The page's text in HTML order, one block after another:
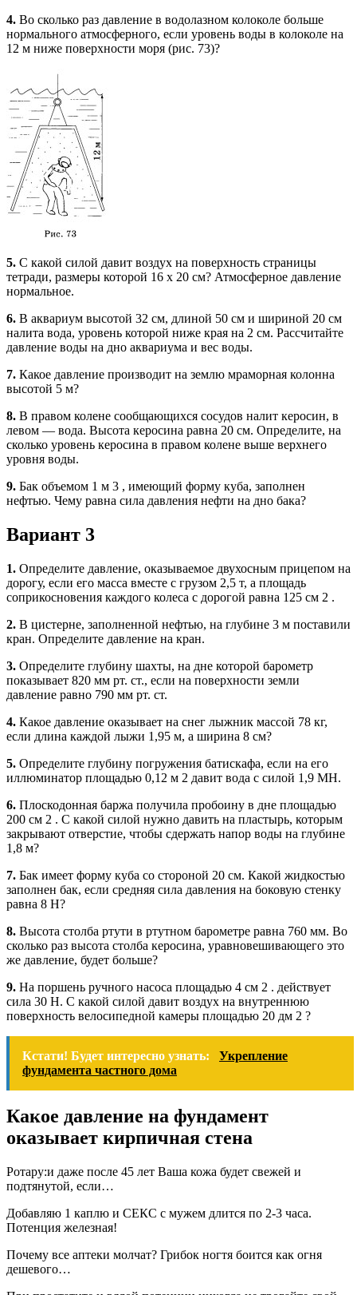
4. Во сколько раз давление в водолазном колоколе больше
нормального атмосферного, если уровень воды в колоколе на
12 м ниже поверхности моря (рис. 73)?
5. С какой силой давит воздух на поверхность страницы
тетради, размеры которой 16 х 20 см? Атмосферное давление
нормальное.
6. В аквариум высотой 32 см, длиной 50 см и шириной 20 см
налита вода, уровень которой ниже края на 2 см. Рассчитайте
давление воды на дно аквариума и вес воды.
7. Какое давление производит на землю мраморная колонна
высотой 5 м?
8. В правом колене сообщающихся сосудов налит керосин, в
левом — вода. Высота керосина равна 20 см. Определите, на
сколько уровень керосина в правом колене выше верхнего
уровня воды.
9. Бак объемом 1 м 3 , имеющий форму куба, заполнен
нефтью. Чему равна сила давления нефти на дно бака?
Вариант 3
1. Определите давление, оказываемое двухосным прицепом на
дорогу, если его масса вместе с грузом 2,5 т, а площадь
соприкосновения каждого колеса с дорогой равна 125 см 2 .
2. В цистерне, заполненной нефтью, на глубине 3 м поставили
кран. Определите давление на кран.
3. Определите глубину шахты, на дне которой барометр
показывает 820 мм рт. ст., если на поверхности земли
давление равно 790 мм рт. ст.
4. Какое давление оказывает на снег лыжник массой 78 кг,
если длина каждой лыжи 1,95 м, а ширина 8 см?
5. Определите глубину погружения батискафа, если на его
иллюминатор площадью 0,12 м 2 давит вода с силой 1,9 МН.
6. Плоскодонная баржа получила пробоину в дне площадью
200 см 2 . С какой силой нужно давить на пластырь, которым
закрывают отверстие, чтобы сдержать напор воды на глубине
1,8 м?
7. Бак имеет форму куба со стороной 20 см. Какой жидкостью
заполнен бак, если средняя сила давления на боковую стенку
равна 8 Н?
8. Высота столба ртути в ртутном барометре равна 760 мм. Во
сколько раз высота столба керосина, уравновешивающего это
же давление, будет больше?
9. На поршень ручного насоса площадью 4 см 2 . действует
сила 30 Н. С какой силой давит воздух на внутреннюю
поверхность велосипедной камеры площадью 20 дм 2 ?
Кстати! Будет интересно узнать:
Укрепление
фундамента частного дома
Какое давление на фундамент
оказывает кирпичная стена
Ротару:и даже после 45 лет Ваша кожа будет свежей и
подтянутой, если…
Добавляю 1 каплю и СЕКС с мужем длится по 2-3 часа.
Потенция железная!
Почему все аптеки молчат? Грибок ногтя боится как огня
дешевого…